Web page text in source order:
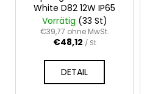
White D82 12W IP65
Vorrätig (33 St)
€39,77 ohne MwSt.
€48,12 / St
DETAIL